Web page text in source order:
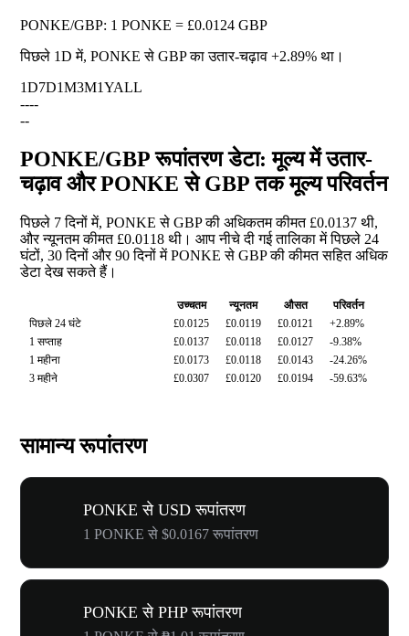
PONKE/GBP: 1 PONKE = £0.0124 GBP
पिछले 1D में, PONKE से GBP का उतार-चढ़ाव +2.89% था।
1D7D1M3M1YALL
----
--
PONKE/GBP रूपांतरण डेटा: मूल्य में उतार-
चढ़ाव और PONKE से GBP तक मूल्य परिवर्तन
पिछले 7 दिनों में, PONKE से GBP की अधिकतम कीमत £0.0137 थी,
और न्यूनतम कीमत £0.0118 थी। आप नीचे दी गई तालिका में पिछले 24
घंटों, 30 दिनों और 90 दिनों में PONKE से GBP की कीमत सहित अधिक
डेटा देख सकते हैं।
उच्चतम न्यूनतम औसत
परिवर्तन
पिछले 24 घंटे
£0.0125 £0.0119 £0.0121
+2.89%
1 सप्ताह
£0.0137 £0.0118 £0.0127
-9.38%
1 महीना
£0.0173 £0.0118 £0.0143
-24.26%
3 महीने
£0.0307 £0.0120 £0.0194 -59.63%
सामान्य रूपांतरण
PONKE से USD रूपांतरण
1 PONKE से $0.0167 रूपांतरण
PONKE से PHP रूपांतरण